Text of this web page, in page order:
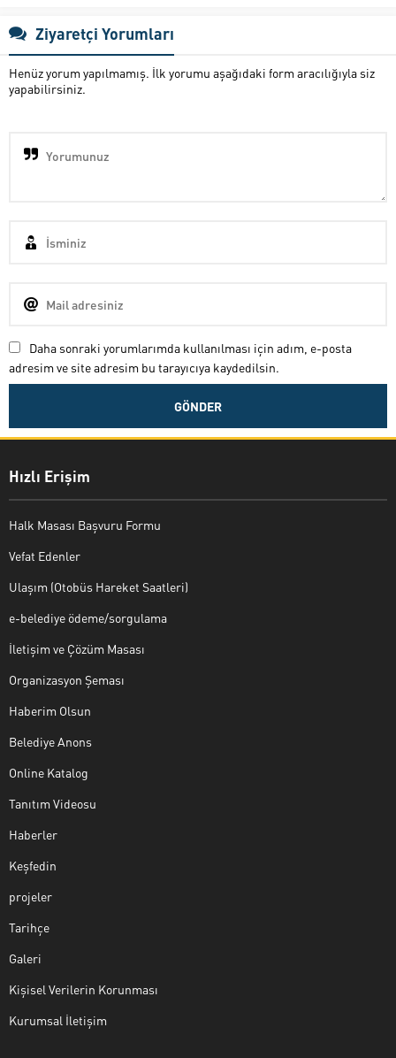
Ziyaretçi Yorumları
Henüz yorum yapılmamış. İlk yorumu aşağıdaki form aracılığıyla siz
yapabilirsiniz.
Daha sonraki yorumlarımda kullanılması için adım, e-posta
adresim ve site adresim bu tarayıcıya kaydedilsin.
Hızlı Erişim
Halk Masası Başvuru Formu
Vefat Edenler
Ulaşım (Otobüs Hareket Saatleri)
e-belediye ödeme/sorgulama
İletişim ve Çözüm Masası
Organizasyon Şeması
Haberim Olsun
Belediye Anons
Online Katalog
Tanıtım Videosu
Haberler
Keşfedin
projeler
Tarihçe
Galeri
Kişisel Verilerin Korunması
Kurumsal İletişim